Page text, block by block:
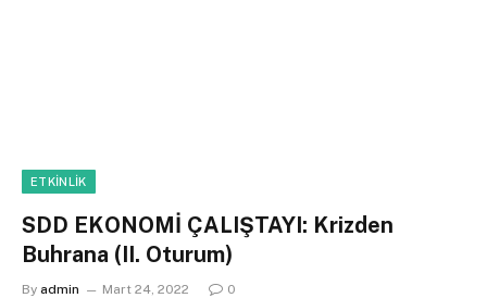
ETKINLIK
SDD EKONOMİ ÇALIŞTAYI: Krizden
Buhrana (II. Oturum)
By admin Mart 24, 2022 0